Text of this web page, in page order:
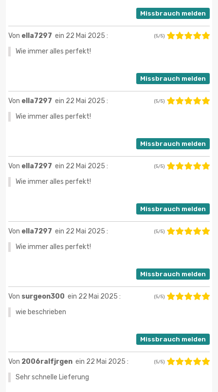
Missbrauch melden
Von ella7297 ein 22 Mai 2025 : (5/5)
Wie immer alles perfekt!
Missbrauch melden
Von ella7297 ein 22 Mai 2025 : (5/5)
Wie immer alles perfekt!
Missbrauch melden
Von ella7297 ein 22 Mai 2025 : (5/5)
Wie immer alles perfekt!
Missbrauch melden
Von ella7297 ein 22 Mai 2025 : (5/5)
Wie immer alles perfekt!
Missbrauch melden
Von surgeon300 ein 22 Mai 2025 : (5/5)
wie beschrieben
Missbrauch melden
Von 2006ralfjrgen ein 22 Mai 2025 : (5/5)
Sehr schnelle Lieferung